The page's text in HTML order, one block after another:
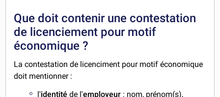
Que doit contenir une contestation
de licenciement pour motif
économique ?
La contestation de licenciment pour motif économique
doit mentionner :
l'identité de l'employeur : nom, prénom(s),